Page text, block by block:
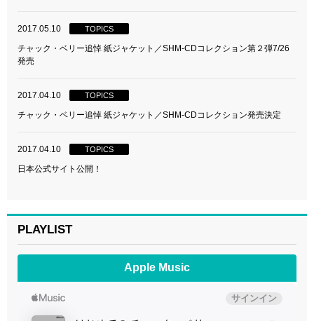
2017.05.10 TOPICS
チャック・ベリー追悼 紙ジャケット／SHM-CDコレクション第２弾7/26
発売
2017.04.10 TOPICS
チャック・ベリー追悼 紙ジャケット／SHM-CDコレクション発売決定
2017.04.10 TOPICS
日本公式サイト公開！
PLAYLIST
Apple Music